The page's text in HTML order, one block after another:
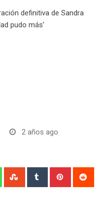
2 años ago
WhatsappStumbleUpon
Tumblr Pinterest